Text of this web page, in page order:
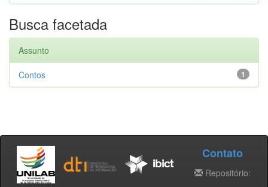
Busca facetada
Assunto
1
Contos
Contato
Repositório: